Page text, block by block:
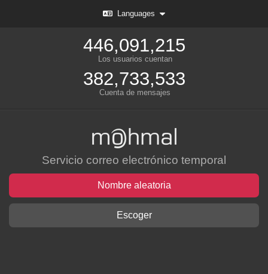
Languages
446,091,215
Los usuarios cuentan
382,733,533
Cuenta de mensajes
Servicio correo electrónico temporal
Nombre aleatoria
Escoger